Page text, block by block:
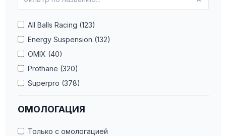
All Balls Racing (123)
Energy Suspension (132)
OMIX (40)
Prothane (320)
Superpro (378)
Whiteline (1)
ОМОЛОГАЦИЯ
Только с омологацией